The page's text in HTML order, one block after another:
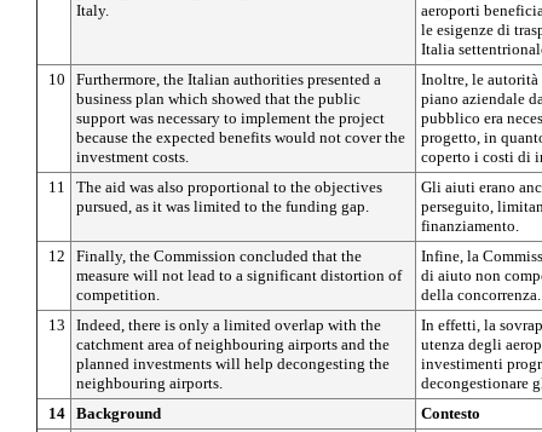
Italy.
aeroporti
le esigenze di
Italia
10
Furthermore, the Italian authorities presented a
business plan which showed that the public
support was necessary to implement the project
because the expected benefits would not cover the
investment costs.
Inoltre, le autorità
piano aziendale
pubblico era
progetto, in
coperto i costi di
11
The aid was also proportional to the objectives
pursued, as it was limited to the funding gap.
Gli aiuti erano
perseguito,
finanziamento.
12
Finally, the Commission concluded that the
measure will not lead to a significant distortion of
competition.
Infine, la
di aiuto non
della concorrenza.
13
Indeed, there is only a limited overlap with the
catchment area of neighbouring airports and the
planned investments will help decongesting the
neighbouring airports.
In effetti, la
utenza degli
investimenti
decongestionare
14 Background
Contesto